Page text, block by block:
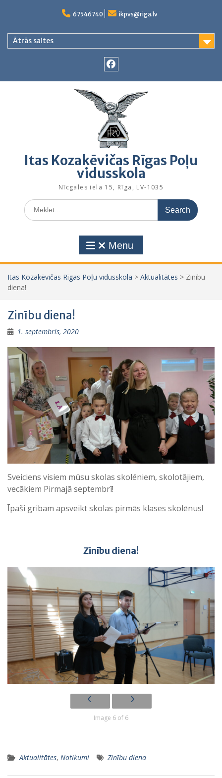
67546740 ikpvs@riga.lv
Ātrās saites
Itas Kozakēvičas Rīgas Poļu
vidusskola
Nīcgales iela 15, Rīga, LV-1035
Search
for:
Menu
Itas Kozakēvičas Rīgas Poļu vidusskola > Aktualitātes > Zinību
diena!
Zinību diena!
1. septembris, 2020
Sveiciens visiem mūsu skolas skolēniem, skolotājiem,
vecākiem Pirmajā septembrī!
Īpaši gribam apsveikt skolas pirmās klases skolēnus!
Zinību diena!
Image 6 of 6
Aktualitātes, Notikumi Zinību diena